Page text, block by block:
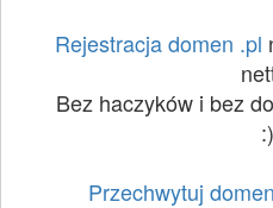
Rejestracja domen .pl
Bez haczyków i bez
:)
Przechwytuj